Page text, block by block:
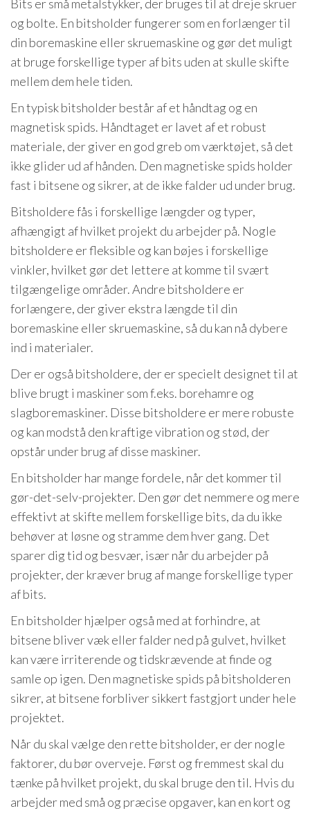
Bits er små metalstykker, der bruges til at dreje skruer
og bolte. En bitsholder fungerer som en forlænger til
din boremaskine eller skruemaskine og gør det muligt
at bruge forskellige typer af bits uden at skulle skifte
mellem dem hele tiden.
En typisk bitsholder består af et håndtag og en
magnetisk spids. Håndtaget er lavet af et robust
materiale, der giver en god greb om værktøjet, så det
ikke glider ud af hånden. Den magnetiske spids holder
fast i bitsene og sikrer, at de ikke falder ud under brug.
Bitsholdere fås i forskellige længder og typer,
afhængigt af hvilket projekt du arbejder på. Nogle
bitsholdere er fleksible og kan bøjes i forskellige
vinkler, hvilket gør det lettere at komme til svært
tilgængelige områder. Andre bitsholdere er
forlængere, der giver ekstra længde til din
boremaskine eller skruemaskine, så du kan nå dybere
ind i materialer.
Der er også bitsholdere, der er specielt designet til at
blive brugt i maskiner som f.eks. borehamre og
slagboremaskiner. Disse bitsholdere er mere robuste
og kan modstå den kraftige vibration og stød, der
opstår under brug af disse maskiner.
En bitsholder har mange fordele, når det kommer til
gør-det-selv-projekter. Den gør det nemmere og mere
effektivt at skifte mellem forskellige bits, da du ikke
behøver at løsne og stramme dem hver gang. Det
sparer dig tid og besvær, især når du arbejder på
projekter, der kræver brug af mange forskellige typer
af bits.
En bitsholder hjælper også med at forhindre, at
bitsene bliver væk eller falder ned på gulvet, hvilket
kan være irriterende og tidskrævende at finde og
samle op igen. Den magnetiske spids på bitsholderen
sikrer, at bitsene forbliver sikkert fastgjort under hele
projektet.
Når du skal vælge den rette bitsholder, er der nogle
faktorer, du bør overveje. Først og fremmest skal du
tænke på hvilket projekt, du skal bruge den til. Hvis du
arbejder med små og præcise opgaver, kan en kort og